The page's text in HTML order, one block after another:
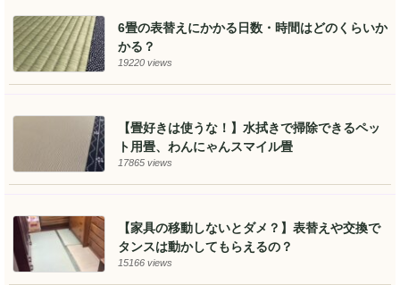
6畳の表替えにかかる日数・時間はどのくらいか
かる？
19220 views
【畳好きは使うな！】水拭きで掃除できるペッ
ト用畳、わんにゃんスマイル畳
17865 views
【家具の移動しないとダメ？】表替えや交換で
タンスは動かしてもらえるの？
15166 views